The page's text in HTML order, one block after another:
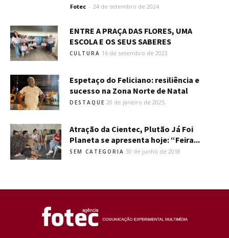
Fotec - 24 de setembro de 2024
ENTRE A PRAÇA DAS FLORES, UMA
ESCOLA E OS SEUS SABERES
CULTURA 16 de setembro de 2023
Espetaço do Feliciano: resiliência e
sucesso na Zona Norte de Natal
DESTAQUE 20 de janeiro de 2025
Atração da Cientec, Plutão Já Foi
Planeta se apresenta hoje: “Feira...
SEM CATEGORIA 30 de junho de 2018